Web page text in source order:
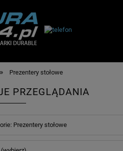
» Prezentery stołowe
PRZEGLĄDANIA
Prezentery stołowe